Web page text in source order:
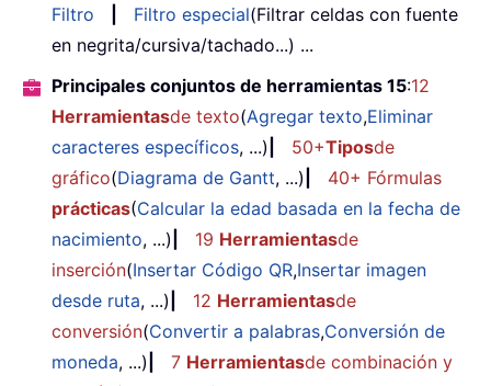
Filtro
Filtro especial(Filtrar celdas con fuente
en negrita/cursiva/tachado...) ...
Principales conjuntos de herramientas 15:12
Herramientasde texto(Agregar texto,Eliminar
caracteres específicos, ...) 50+Tiposde
gráfico(Diagrama de Gantt, ...)
40+ Fórmulas
prácticas(Calcular la edad basada en la fecha de
nacimiento, ...) 19 Herramientasde
inserción(Insertar Código QR,Insertar imagen
desde ruta, ...) 12 Herramientasde
conversión(Convertir a palabras,Conversión de
moneda, ...) 7 Herramientasde combinación y